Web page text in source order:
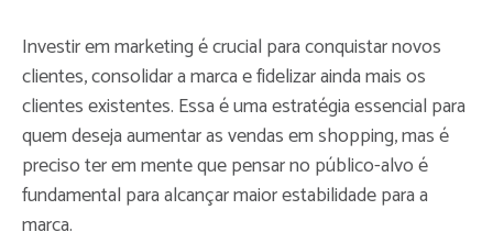
Investir em marketing é crucial para conquistar novos
clientes, consolidar a marca e fidelizar ainda mais os
clientes existentes. Essa é uma estratégia essencial para
quem deseja aumentar as vendas em shopping, mas é
preciso ter em mente que pensar no público-alvo é
fundamental para alcançar maior estabilidade para a
marca.